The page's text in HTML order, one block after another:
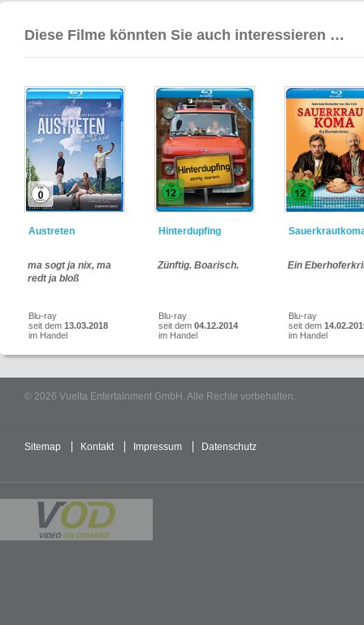
Diese Filme könnten Sie auch interessieren …
Austreten
ma sogt ja nix, ma
redt ja bloß
Blu-ray
seit dem 13.03.2018
im Handel
Hinterdupfing
Zünftig. Boarisch.
Blu-ray
seit dem 04.12.2014
im Handel
Ein
Blu-ray
seit dem
im Handel
© 2026 Vuelta Entertainment GmbH. Alle Rechte vorbehalten.
Sitemap Kontakt Impressum Datenschutz